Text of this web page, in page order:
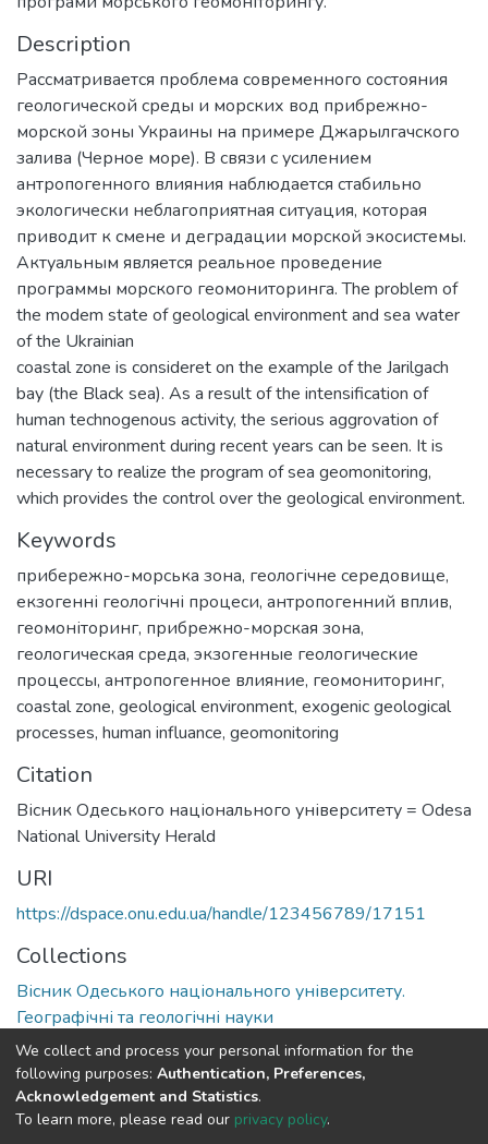
Description
Рассматривается проблема современного состояния
геологической среды и морских вод прибрежно-
морской зоны Украины на примере Джарылгачского
залива (Черное море). В связи с усилением
антропогенного влияния наблюдается стабильно
экологически неблагоприятная ситуация, которая
приводит к смене и деградации морской экосистемы.
Актуальным является реальное проведение
программы морского геомониторинга. The problem of
the modem state of geological environment and sea water
of the Ukrainian
coastal zone is consideret on the example of the Jarilgach
bay (the Black sea). As a result of the intensification of
human technogenous activity, the serious aggrovation of
natural environment during recent years can be seen. It is
necessary to realize the program of sea geomonitoring,
which provides the control over the geological environment.
Keywords
прибережно-морська зона, геологічне середовище,
екзогенні геологічні процеси, антропогенний вплив,
геомоніторинг, прибрежно-морская зона,
геологическая среда, экзогенные геологические
процессы, антропогенное влияние, геомониторинг,
coastal zone, geological environment, exogenic geological
processes, human influance, geomonitoring
Citation
Вісник Одеського національного університету = Odesa
National University Herald
URI
https://dspace.onu.edu.ua/handle/123456789/17151
Collections
Вісник Одеського національного університету.
Географічні та геологічні науки
Full item page
DSpace software copyright © 2009-2026
We collect and process your personal information for the
following purposes: Authentication, Preferences,
Acknowledgement and Statistics.
To learn more, please read our privacy policy.